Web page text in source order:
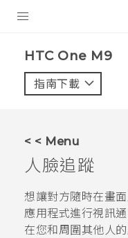
VIVE
應用程式
HTC One M9‎
指南下載
< < Menu
人臉追蹤
想讓對方隨時在畫
應用程式進行視訊通
在您和周圍其他人